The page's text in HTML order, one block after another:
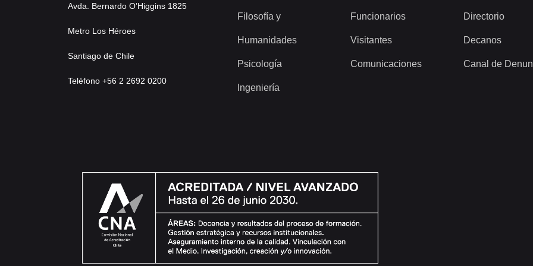
Avda. Bernardo O’Higgins 1825
Metro Los Héroes
Santiago de Chile
Teléfono +56 2 2692 0200
Filosofía y
Humanidades
Psicología
Ingeniería
Funcionarios
Visitantes
Comunicaciones
Directorio
Decanos
Canal de